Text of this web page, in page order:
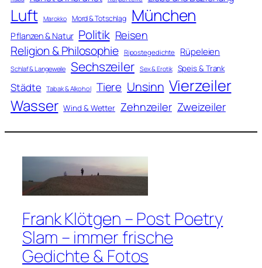
Luft Marokko Mord & Totschlag München
Pflanzen & Natur Politik Reisen
Religion & Philosophie Ripostegedichte Rüpeleien
Schlaf & Langeweile Sechszeiler Sex & Erotik Speis & Trank
Städte Tabak & Alkohol Tiere Unsinn Vierzeiler
Wasser Wind & Wetter Zehnzeiler Zweizeiler
Frank Klötgen – Post Poetry
Slam – immer frische
Gedichte & Fotos